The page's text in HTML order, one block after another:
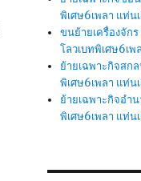
พิเศษ6เพลา แท่น
ขนย้ายเครื่องจัก
โลวเบทพิเศษ6เพ
ย้ายเฉพาะกิจสก
พิเศษ6เพลา แท่น
ย้ายเฉพาะกิจอำ
พิเศษ6เพลา แท่น